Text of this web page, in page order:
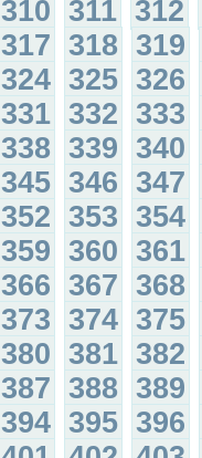
310 311 312
317 318 319
324 325 326
331 332 333
338 339 340
345 346 347
352 353 354
359 360 361
366 367 368
373 374 375
380 381 382
387 388 389
394 395 396